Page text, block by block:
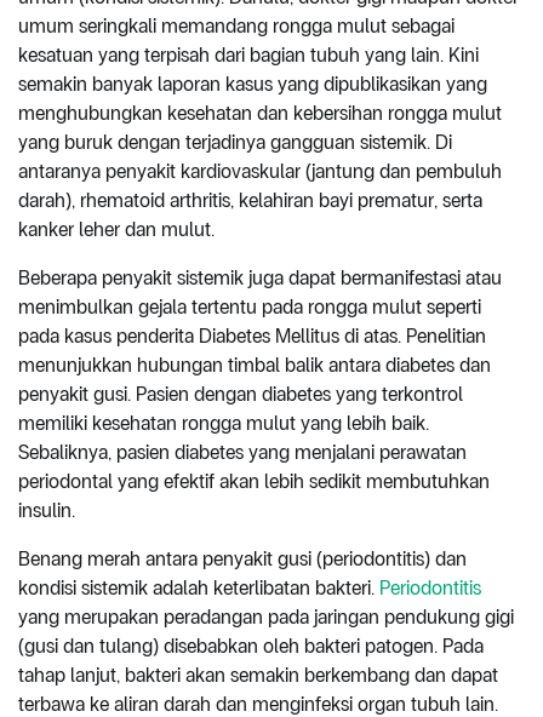
umum seringkali memandang rongga mulut sebagai
kesatuan yang terpisah dari bagian tubuh yang lain. Kini
semakin banyak laporan kasus yang dipublikasikan yang
menghubungkan kesehatan dan kebersihan rongga mulut
yang buruk dengan terjadinya gangguan sistemik. Di
antaranya penyakit kardiovaskular (jantung dan pembuluh
darah), rhematoid arthritis, kelahiran bayi prematur, serta
kanker leher dan mulut.
Beberapa penyakit sistemik juga dapat bermanifestasi atau
menimbulkan gejala tertentu pada rongga mulut seperti
pada kasus penderita Diabetes Mellitus di atas. Penelitian
menunjukkan hubungan timbal balik antara diabetes dan
penyakit gusi. Pasien dengan diabetes yang terkontrol
memiliki kesehatan rongga mulut yang lebih baik.
Sebaliknya, pasien diabetes yang menjalani perawatan
periodontal yang efektif akan lebih sedikit membutuhkan
insulin.
Benang merah antara penyakit gusi (periodontitis) dan
kondisi sistemik adalah keterlibatan bakteri. Periodontitis
yang merupakan peradangan pada jaringan pendukung gigi
(gusi dan tulang) disebabkan oleh bakteri patogen. Pada
tahap lanjut, bakteri akan semakin berkembang dan dapat
terbawa ke aliran darah dan menginfeksi organ tubuh lain.